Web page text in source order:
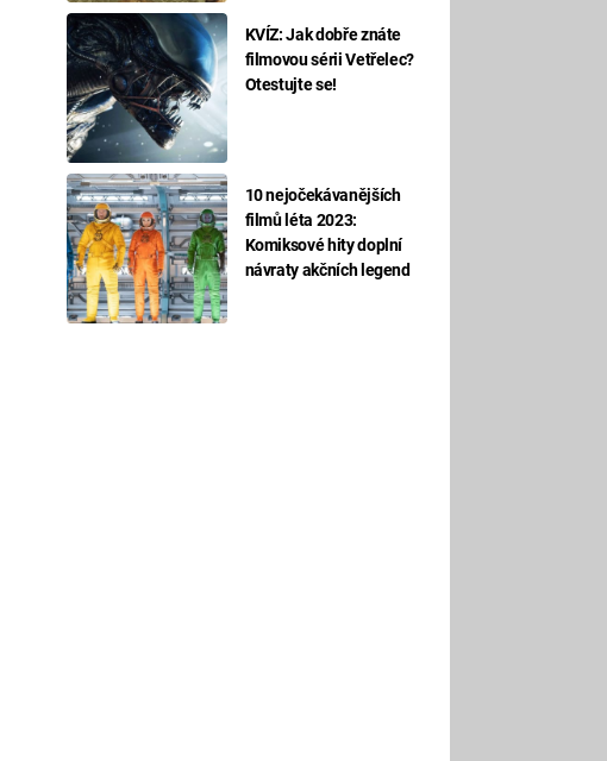
KVÍZ: Jak dobře znáte
filmovou sérii Vetřelec?
Otestujte se!
10 nejočekávanějších
filmů léta 2023:
Komiksové hity doplní
návraty akčních legend